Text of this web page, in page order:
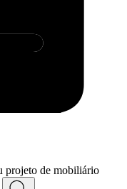
projeto de mobiliário